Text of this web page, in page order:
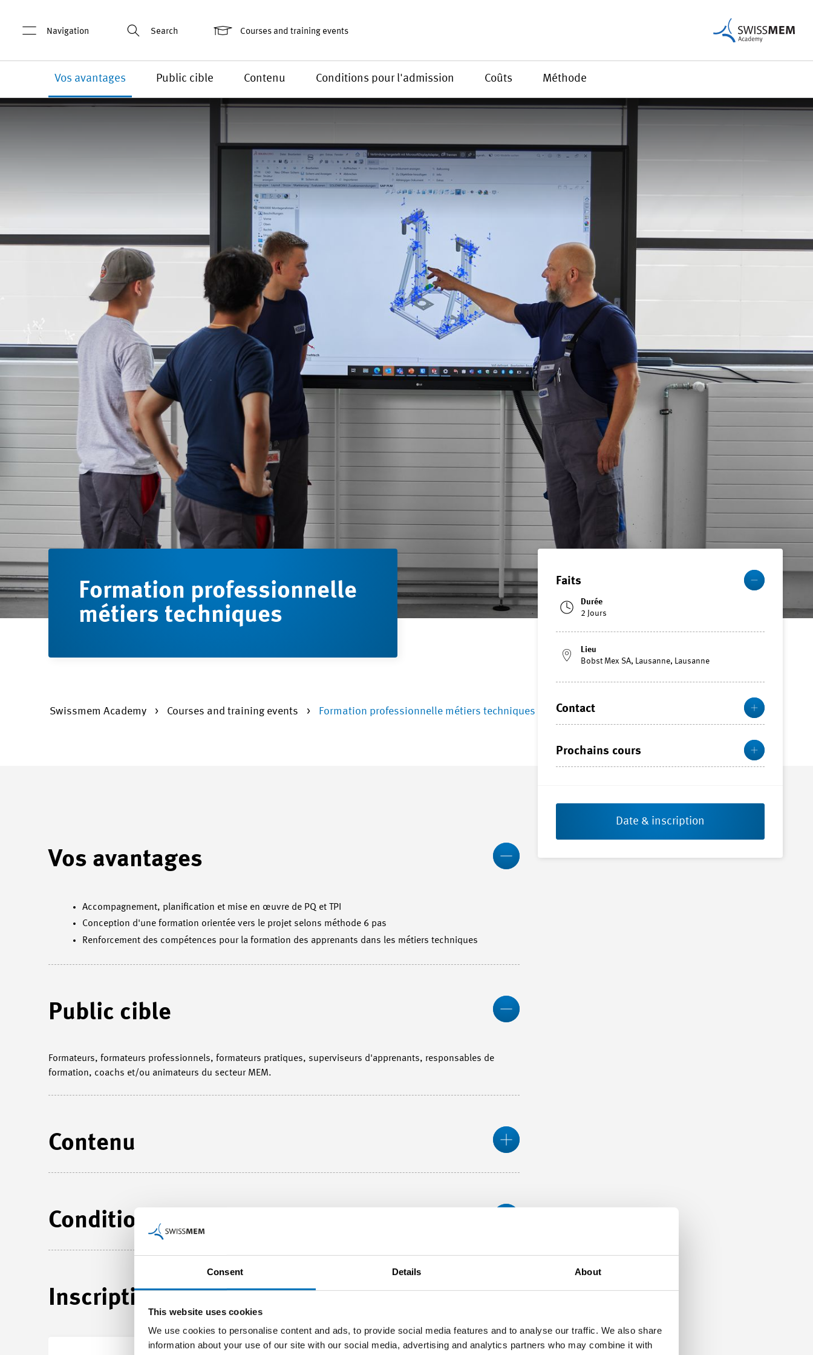
Consent Details About
This website uses cookies
We use cookies to personalise content and ads, to provide social media features and to analyse our traffic. We also share
information about your use of our site with our social media, advertising and analytics partners who may combine it with
Navigation Search Courses and training events
Vos avantages Public cible Contenu Conditions pour l'admission Coûts Méthode
Formation professionnelle
métiers techniques
Faits
Plus
Durée
2 Jours
Lieu
Bobst Mex SA, Lausanne, Lausanne
Contact
Plus
Prochains cours
Plus
Date & inscription
Swissmem Academy Courses and training events Formation professionnelle métiers techniques
Vos avantages
Accompagnement, planification et mise en œuvre de PQ et TPI
Conception d'une formation orientée vers le projet selons méthode 6 pas
Renforcement des compétences pour la formation des apprenants dans les métiers techniques
Public cible
Formateurs, formateurs professionnels, formateurs pratiques, superviseurs d'apprenants, responsables de
formation, coachs et/ou animateurs du secteur MEM.
Contenu
Conditions pour l'admission
Inscription